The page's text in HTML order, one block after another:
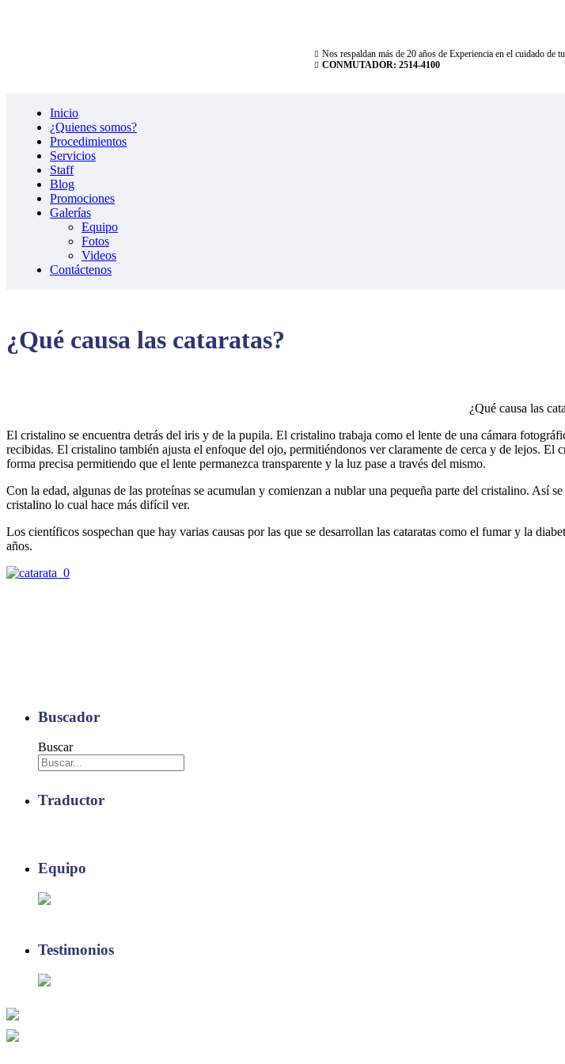
Nos respaldan más de 20 años de Experiencia en el cuidado de
CONMUTADOR: 2514-4100
Inicio
¿Quienes somos?
Procedimientos
Servicios
Staff
Blog
Promociones
Galerías
Equipo
Fotos
Videos
Contáctenos
¿Qué causa las cataratas?
¿Qué causa las
El cristalino se encuentra detrás del iris y de la pupila. El cristalino trabaja como el lente de una cámara
recibidas. El cristalino también ajusta el enfoque del ojo, permitiéndonos ver claramente de cerca y de lejos.
forma precisa permitiendo que el lente permanezca transparente y la luz pase a través del mismo.
Con la edad, algunas de las proteínas se acumulan y comienzan a nublar una pequeña parte del cristalino. Así
cristalino lo cual hace más difícil ver.
Los científicos sospechan que hay varias causas por las que se desarrollan las cataratas como el fumar y la
años.
Buscador
Buscar
Traductor
Equipo
Testimonios